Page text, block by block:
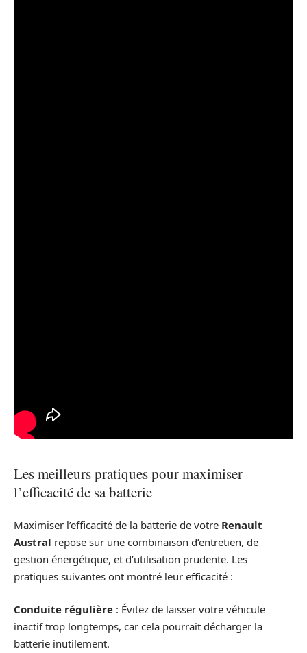
Les meilleurs pratiques pour maximiser
l’efficacité de sa batterie
Maximiser l’efficacité de la batterie de votre Renault
Austral repose sur une combinaison d’entretien, de
gestion énergétique, et d’utilisation prudente. Les
pratiques suivantes ont montré leur efficacité :
Conduite régulière : Évitez de laisser votre véhicule
inactif trop longtemps, car cela pourrait décharger la
batterie inutilement.